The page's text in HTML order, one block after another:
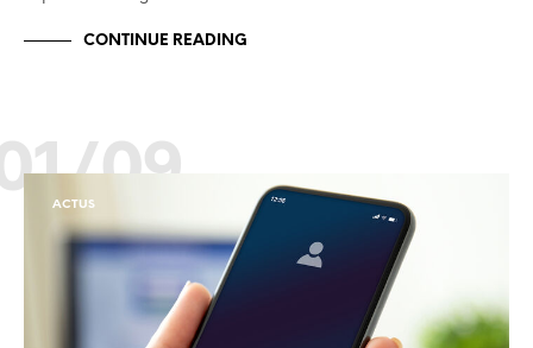
CONTINUE READING
09
ACTUS